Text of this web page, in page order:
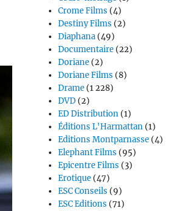
Crome Films (4)
Destiny Films (2)
Diaphana (49)
Documentaire (22)
Doriane (2)
Doriane Films (8)
Drame (1 228)
DVD (2)
ED Distribution (1)
Éditions L'Harmattan (1)
Editions Montparnasse (4)
Elephant Films (95)
Epicentre Films (3)
Erotique (47)
ESC Conseils (9)
ESC Editions (71)